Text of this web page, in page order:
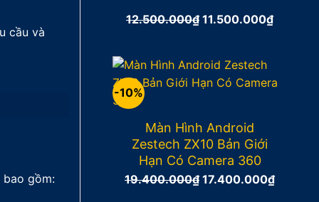
cầu và
bao gồm:
12.500.000₫ Giá
12.500.000₫.
11.500.000₫Giá
-10%
Màn Hình Android
Zestech ZX10 Bản Giới
Hạn Có Camera 360
19.400.000₫ Giá
17.400.000₫Giá